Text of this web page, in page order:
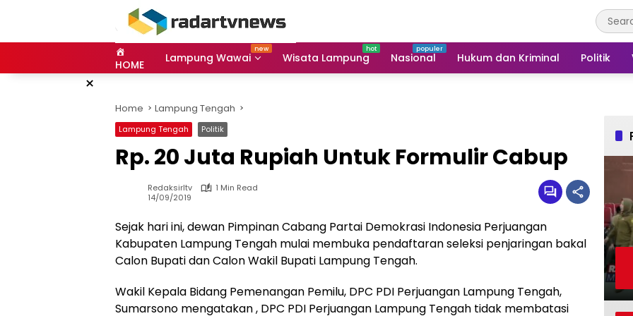
HOME Lampung Wawai Wisata Lampung Nasional Hukum dan Kriminal Politik
×
Home Lampung Tengah
Lampung Tengah Politik
Rp. 20 Juta Rupiah Untuk Formulir Cabup
Redaksirltv
1 Min Read
14/09/2019
Sejak hari ini, dewan Pimpinan Cabang Partai Demokrasi Indonesia Perjuangan
Kabupaten Lampung Tengah mulai membuka pendaftaran seleksi penjaringan bakal
Calon Bupati dan Calon Wakil Bupati Lampung Tengah.
Wakil Kepala Bidang Pemenangan Pemilu, DPC PDI Perjuangan Lampung Tengah,
Sumarsono mengatakan , DPC PDI Perjuangan Lampung Tengah tidak membatasi